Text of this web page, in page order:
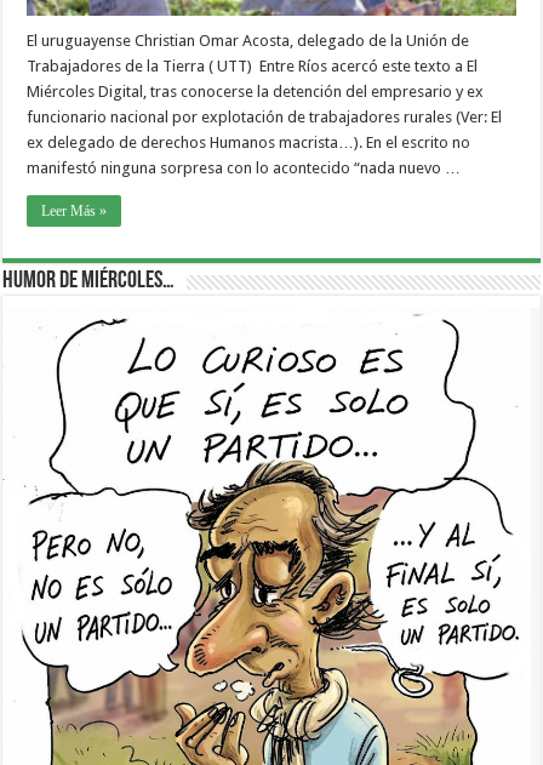
El uruguayense Christian Omar Acosta, delegado de la Unión de
Trabajadores de la Tierra ( UTT) Entre Ríos acercó este texto a El
Miércoles Digital, tras conocerse la detención del empresario y ex
funcionario nacional por explotación de trabajadores rurales (Ver: El
ex delegado de derechos Humanos macrista…). En el escrito no
manifestó ninguna sorpresa con lo acontecido “nada nuevo …
Leer Más »
Humor de Miércoles…